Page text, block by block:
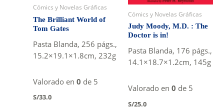
Cómics y Novelas Gráficas
The Brilliant World of
Tom Gates
Pasta Blanda, 256 págs.,
15.2×19.1×1.8cm, 232g
Valorado en0 de 5
S/33.0
Cómics y Novelas Gráficas
Judy Moody, M.D. : The
Doctor is in!
Pasta Blanda, 176 págs.,
14.1×18.7×1.2cm, 145g
Valorado en 0 de 5
S/25.0